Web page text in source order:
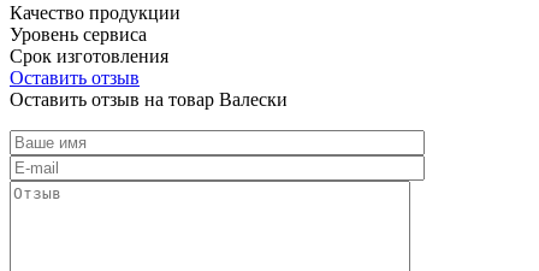
Качество продукции
Уровень сервиса
Срок изготовления
Оставить отзыв
Оставить отзыв на товар Валески